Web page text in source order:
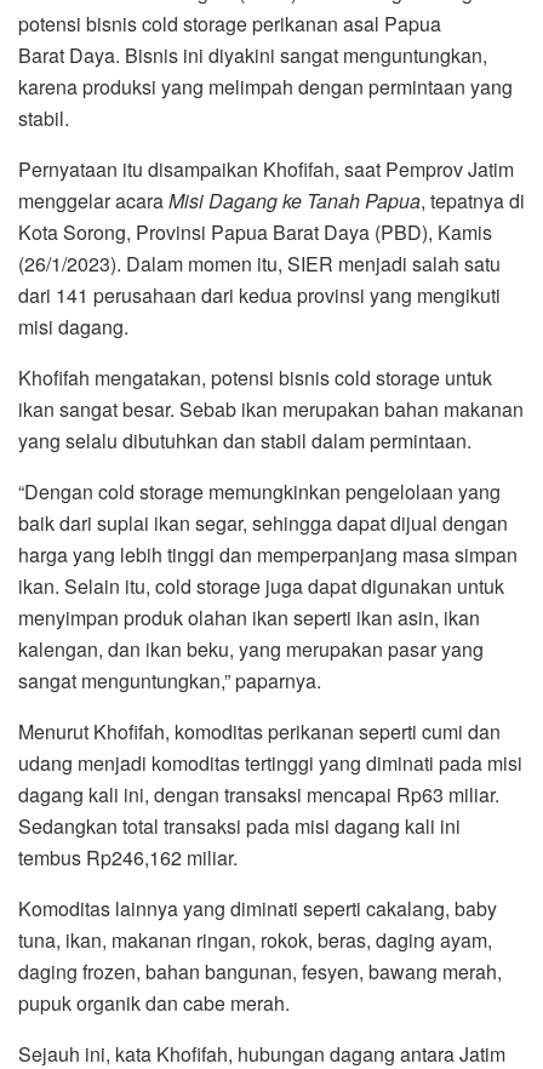
potensi bisnis cold storage perikanan asal Papua
Barat Daya. Bisnis ini diyakini sangat menguntungkan,
karena produksi yang melimpah dengan permintaan yang
stabil.
Pernyataan itu disampaikan Khofifah, saat Pemprov Jatim
menggelar acaraMisi Dagang ke Tanah Papua, tepatnya di
Kota Sorong, Provinsi Papua Barat Daya (PBD), Kamis
(26/1/2023). Dalam momen itu, SIER menjadi salah satu
dari 141 perusahaan dari kedua provinsi yang mengikuti
misi dagang.
Khofifah mengatakan, potensi bisnis cold storage untuk
ikan sangat besar. Sebab ikan merupakan bahan makanan
yang selalu dibutuhkan dan stabil dalam permintaan.
“Dengan cold storage memungkinkan pengelolaan yang
baik dari suplai ikan segar, sehingga dapat dijual dengan
harga yang lebih tinggi dan memperpanjang masa simpan
ikan. Selain itu, cold storage juga dapat digunakan untuk
menyimpan produk olahan ikan seperti ikan asin, ikan
kalengan, dan ikan beku, yang merupakan pasar yang
sangat menguntungkan,” paparnya.
Menurut Khofifah, komoditas perikanan seperti cumi dan
udang menjadi komoditas tertinggi yang diminati pada misi
dagang kali ini, dengan transaksi mencapai Rp63 miliar.
Sedangkan total transaksi pada misi dagang kali ini
tembus Rp246,162 miliar.
Komoditas lainnya yang diminati seperti cakalang, baby
tuna, ikan, makanan ringan, rokok, beras, daging ayam,
daging frozen, bahan bangunan, fesyen, bawang merah,
pupuk organik dan cabe merah.
Sejauh ini, kata Khofifah, hubungan dagang antara Jatim